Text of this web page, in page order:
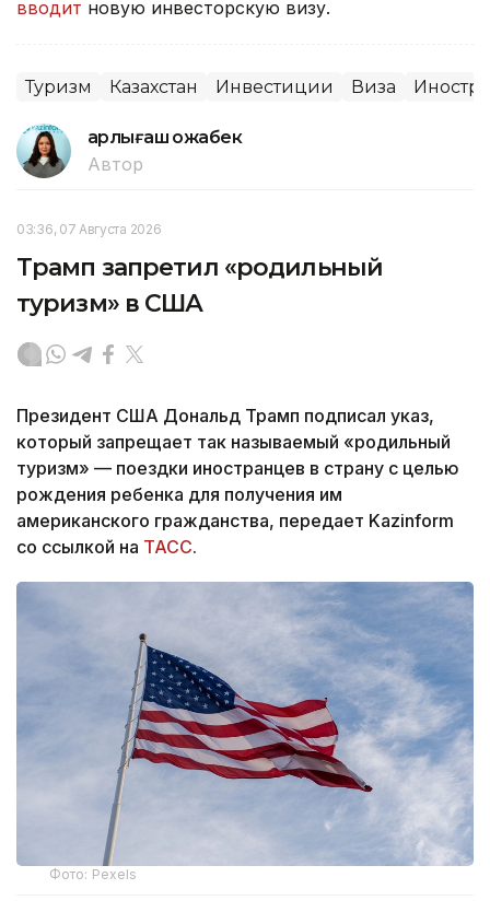
вводит новую инвесторскую визу.
Туризм Казахстан Инвестиции Виза
Қарлығаш Қожабек
Автор
03:36, 07 Августа 2026
Трамп запретил «родильный
туризм» в США
Президент США Дональд Трамп подписал указ,
который запрещает так называемый «родильный
туризм» — поездки иностранцев в страну с целью
рождения ребенка для получения им
американского гражданства, передает Kazinform
со ссылкой на ТАСС.
Фото: Pexels